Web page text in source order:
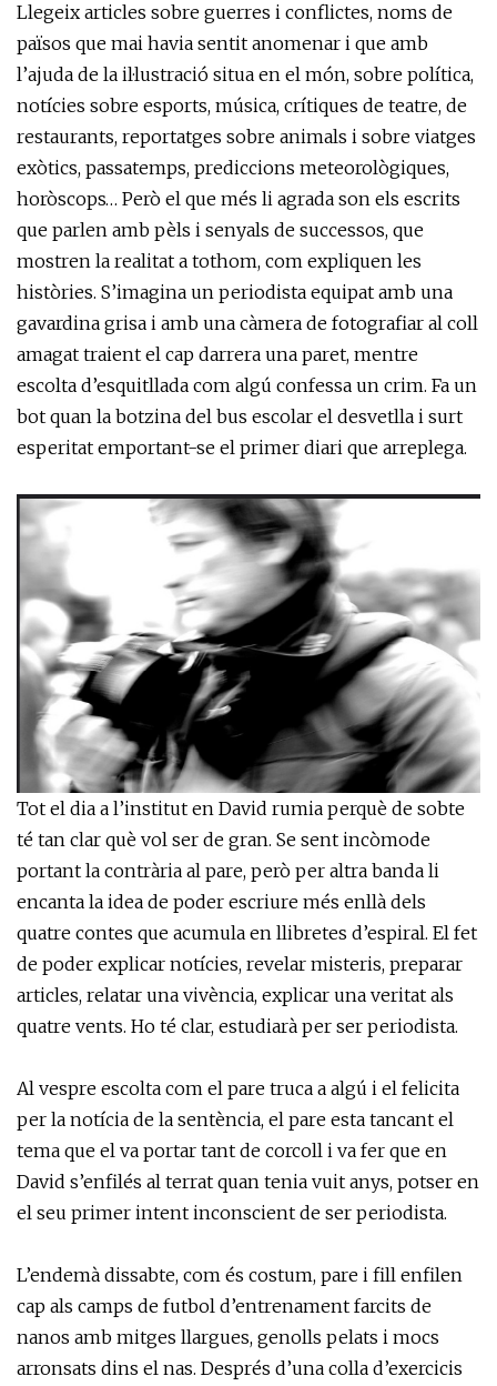
Llegeix articles sobre guerres i conflictes, noms de
països que mai havia sentit anomenar i que amb
l’ajuda de la il·lustració situa en el món, sobre política,
notícies sobre esports, música, crítiques de teatre, de
restaurants, reportatges sobre animals i sobre viatges
exòtics, passatemps, prediccions meteorològiques,
horòscops… Però el que més li agrada son els escrits
que parlen amb pèls i senyals de successos, que
mostren la realitat a tothom, com expliquen les
històries. S’imagina un periodista equipat amb una
gavardina grisa i amb una càmera de fotografiar al coll
amagat traient el cap darrera una paret, mentre
escolta d’esquitllada com algú confessa un crim. Fa un
bot quan la botzina del bus escolar el desvetlla i surt
esperitat emportant-se el primer diari que arreplega.
Tot el dia a l’institut en David rumia perquè de sobte
té tan clar què vol ser de gran. Se sent incòmode
portant la contrària al pare, però per altra banda li
encanta la idea de poder escriure més enllà dels
quatre contes que acumula en llibretes d’espiral. El fet
de poder explicar notícies, revelar misteris, preparar
articles, relatar una vivència, explicar una veritat als
quatre vents. Ho té clar, estudiarà per ser periodista.
Al vespre escolta com el pare truca a algú i el felicita
per la notícia de la sentència, el pare esta tancant el
tema que el va portar tant de corcoll i va fer que en
David s’enfilés al terrat quan tenia vuit anys, potser en
el seu primer intent inconscient de ser periodista.
L’endemà dissabte, com és costum, pare i fill enfilen
cap als camps de futbol d’entrenament farcits de
nanos amb mitges llargues, genolls pelats i mocs
arronsats dins el nas. Després d’una colla d’exercicis